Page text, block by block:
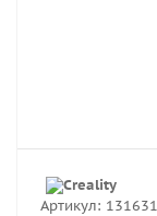
Артикул: 131631